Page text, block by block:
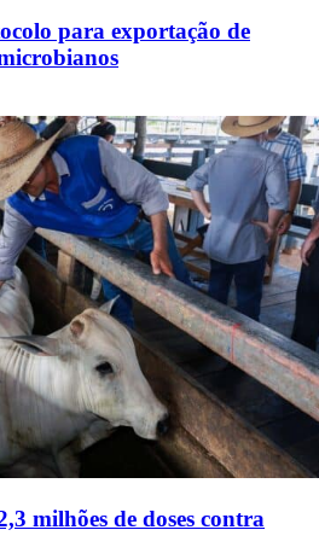
para exportação de
milhões de doses contra